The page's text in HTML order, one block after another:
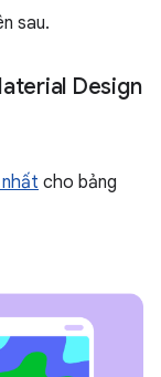
sau.
Design
cho bảng